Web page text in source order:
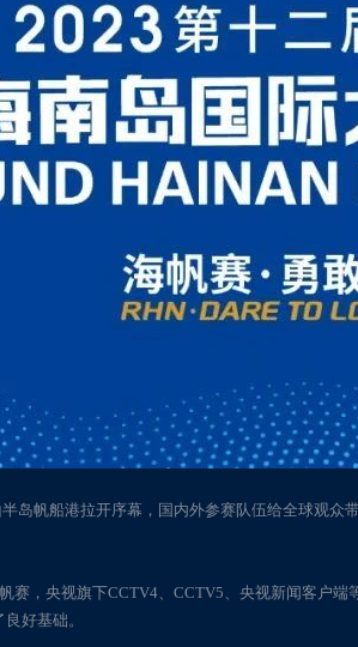
岛帆船港拉开序幕，国内外参赛队伍给全球观
，央视旗下CCTV4、CCTV5、央视新闻客户
好基础。